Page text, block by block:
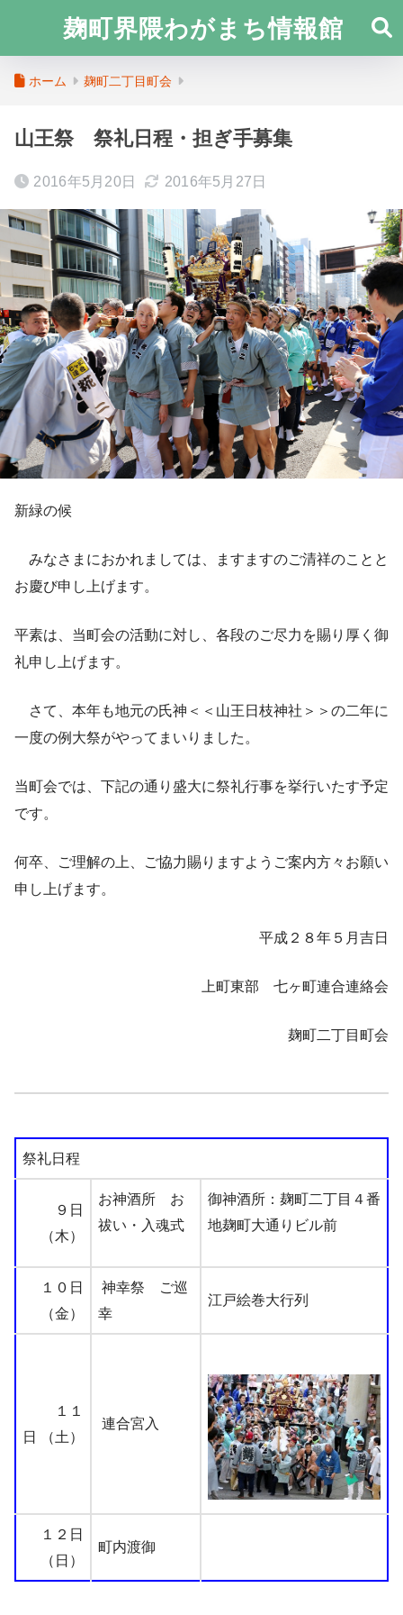
麹町界隈わがまち情報館
ホーム 麹町二丁目町会
山王祭 祭礼日程・担ぎ手募集
2016年5月20日 2016年5月27日
新緑の候
みなさまにおかれましては、ますますのご清祥のことと
お慶び申し上げます。
平素は、当町会の活動に対し、各段のご尽力を賜り厚く御
礼申し上げます。
さて、本年も地元の氏神＜＜山王日枝神社＞＞の二年に
一度の例大祭がやってまいりました。
当町会では、下記の通り盛大に祭礼行事を挙行いたす予定
です。
何卒、ご理解の上、ご協力賜りますようご案内方々お願い
申し上げます。
平成２８年５月吉日
上町東部 七ヶ町連合連絡会
麹町二丁目町会
祭礼日程
９日
（木）
お神酒所 お
祓い・入魂式
御神酒所：麹町二丁目４番
地麹町大通りビル前
１０日
（金）
神幸祭 ご巡
幸
江戸絵巻大行列
１１
日 （土）
連合宮入
１２日
（日）
町内渡御